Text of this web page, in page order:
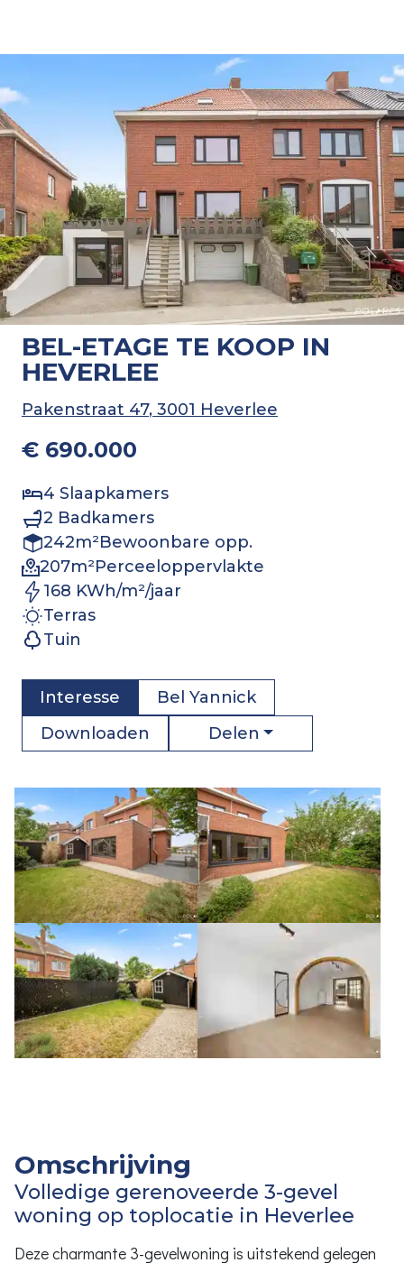
BEL-ETAGE TE KOOP IN
HEVERLEE
Pakenstraat 47, 3001 Heverlee
€ 690.000
4 Slaapkamers
2 Badkamers
242m²Bewoonbare opp.
207m²Perceeloppervlakte
168 KWh/m²/jaar
Terras
Tuin
Interesse Bel Yannick
Downloaden
Delen
Omschrijving
Volledige gerenoveerde 3-gevel
woning op toplocatie in Heverlee
Deze charmante 3-gevelwoning is uitstekend gelegen